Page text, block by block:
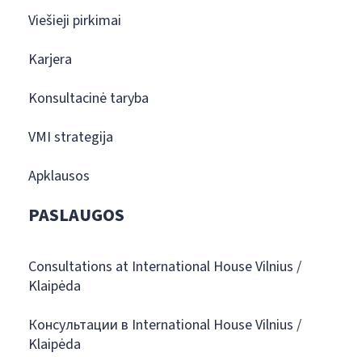
Viešieji pirkimai
Karjera
Konsultacinė taryba
VMI strategija
Apklausos
PASLAUGOS
Consultations at International House Vilnius /
Klaipėda
Консультации в International House Vilnius /
Klaipėda